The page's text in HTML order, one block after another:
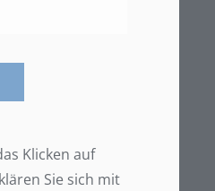
Klicken auf
Sie sich mit